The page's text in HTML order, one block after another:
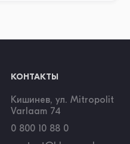
КОНТАКТЫ
Кишинев, ул. Mitropolit
Varlaam 74
0 800 10 88 0